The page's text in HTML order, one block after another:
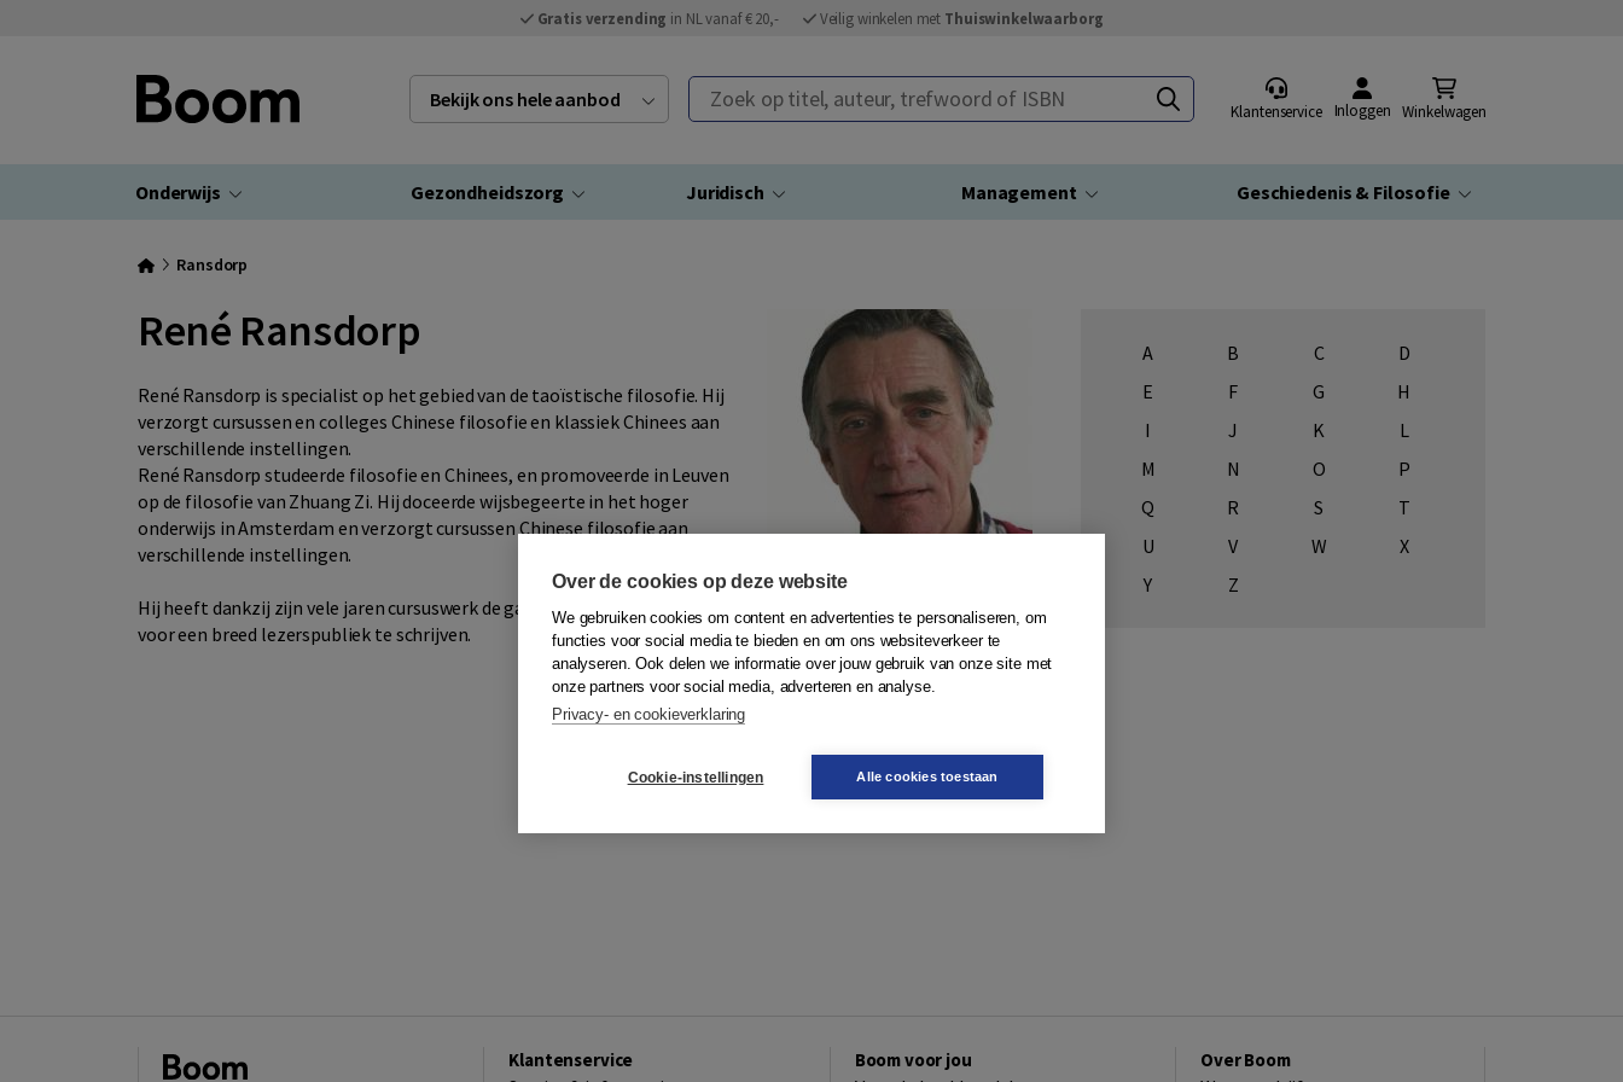
Gratis verzending in NL vanaf € 20,- Veilig winkelen met Thuiswinkelwaarborg
Bekijk ons hele aanbod Zoek op titel, auteur, trefwoord of ISBN
Klantenservice Inloggen Winkelwagen
Onderwijs Gezondheidszorg Juridisch Management Geschiedenis & Filosofie
Ransdorp
René Ransdorp
René Ransdorp is specialist op het gebied van de taoïstische filosofie. Hij
verzorgt cursussen en colleges Chinese filosofie en klassiek Chinees aan
verschillende instellingen.
René Ransdorp studeerde filosofie en Chinees, en promoveerde in Leuven
op de filosofie van Zhuang Zi. Hij doceerde wijsbegeerte in het hoger
onderwijs in Amsterdam en verzorgt cursussen Chinese filosofie aan
verschillende instellingen.
Hij heeft dankzij zijn vele jaren cursuswerk de gave om toegankelijk en
voor een breed lezerspubliek te schrijven.
A B C
D
E
F G
H
I
J K
L
M
N O
P
Q
R S
T
U
V W
X
Y
Z
Klantenservice Boom voor jou Over Boom
Over de cookies op deze website
We gebruiken cookies om content en advertenties te personaliseren, om
functies voor social media te bieden en om ons websiteverkeer te
analyseren. Ook delen we informatie over jouw gebruik van onze site met
onze partners voor social media, adverteren en analyse.
Privacy- en cookieverklaring
Cookie-instellingen Alle cookies toestaan